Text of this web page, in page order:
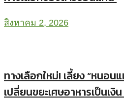
สิงหาคม 2, 2026
ทางเลือกใหม่! เลี้ยง “หนอน
เปลี่ยนขยะเศษอาหารเป็นเ